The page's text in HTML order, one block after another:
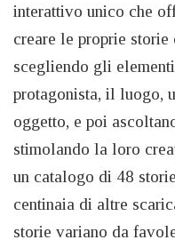
interattivo unico che
creare le proprie
scegliendo gli
protagonista, il luogo,
oggetto, e poi
stimolando la loro
un catalogo di 48
centinaia di altre
storie variano da